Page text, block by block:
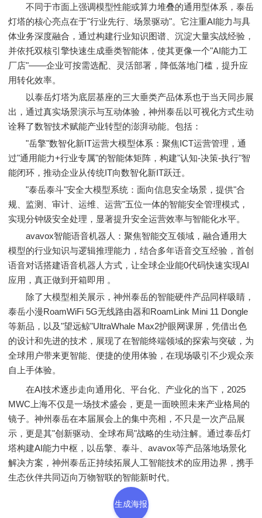
不同于市面上强调模型性能或算力堆叠的通用型体系，泰岳
灯塔的核心亮点在于"行业先行、场景驱动"。它注重AI能力与具
体业务深度融合，通过构建行业知识图谱、沉淀大量实战经验，
并依托双核引擎快速生成垂类智能体，使其更像一个"AI能力工
厂店"——企业可按需选配、灵活部署，降低落地门槛，提升应
用转化效率。
以泰岳灯塔为底层基座的三大垂类产品体系也于当天同步展
出，通过真实场景演示与互动体验，神州泰岳以可视化方式生动
诠释了数智技术赋能产业转型的澎湃动能。包括：
"岳擎"数智化新IT运营大模型体系：聚焦ICT运营管理，通
过"通用能力+行业专属"的智能体矩阵，构建"认知-决策-执行"智
能闭环，推动企业从传统IT向数智化新IT跃迁。
"泰岳泰斗"安全大模型系统：面向信息安全场景，提供"合
规、监测、审计、运维、运营"五位一体的智能安全管理模式，
实现分钟级安全处理，显著提升安全运营效率与智能化水平。
avavox智能语音机器人：聚焦智能交互领域，融合通用大
模型的行业知识与逻辑推理能力，结合多年语音交互经验，首创
语音对话搭建语音机器人方式，让全球企业能0代码快速实现AI
应用，真正做到开箱即用 。
除了大模型相关展示，神州泰岳的智能硬件产品同样吸睛，
泰岳小漫RoamWiFi 5G无线路由器和RoamLink Mini 11 Dongle
等新品，以及"望远鲸"UltraWhale Max2护眼网课屏，凭借出色
的设计和先进的技术，展现了在智能终端领域的探索与突破，为
全球用户带来更智能、便捷的使用体验，在现场吸引不少观众亲
自上手体验。
在AI技术逐步走向通用化、平台化、产业化的当下，2025
MWC上海不仅是一场技术盛会，更是一面映照未来产业格局的
镜子。神州泰岳在本届展会上的集中亮相，不只是一次产品展
示，更是其"创新驱动、全球布局"战略的生动注解。通过泰岳灯
塔构建AI能力中枢，以岳擎、泰斗、avavox等产品落地场景化
解决方案，神州泰岳正持续拓展人工智能技术的应用边界，携手
生态伙伴共同迈向万物智联的智能新时代。
生成海报